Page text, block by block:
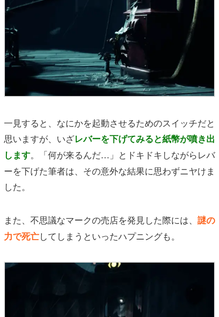
一見すると、なにかを起動させるためのスイッチだと
思いますが、いざレバーを下げてみると紙幣が噴き出
します。「何が来るんだ…」とドキドキしながらレバ
ーを下げた筆者は、その意外な結果に思わずニヤけま
した。
また、不思議なマークの売店を発見した際には、 謎の
力で死亡してしまうといったハプニングも。